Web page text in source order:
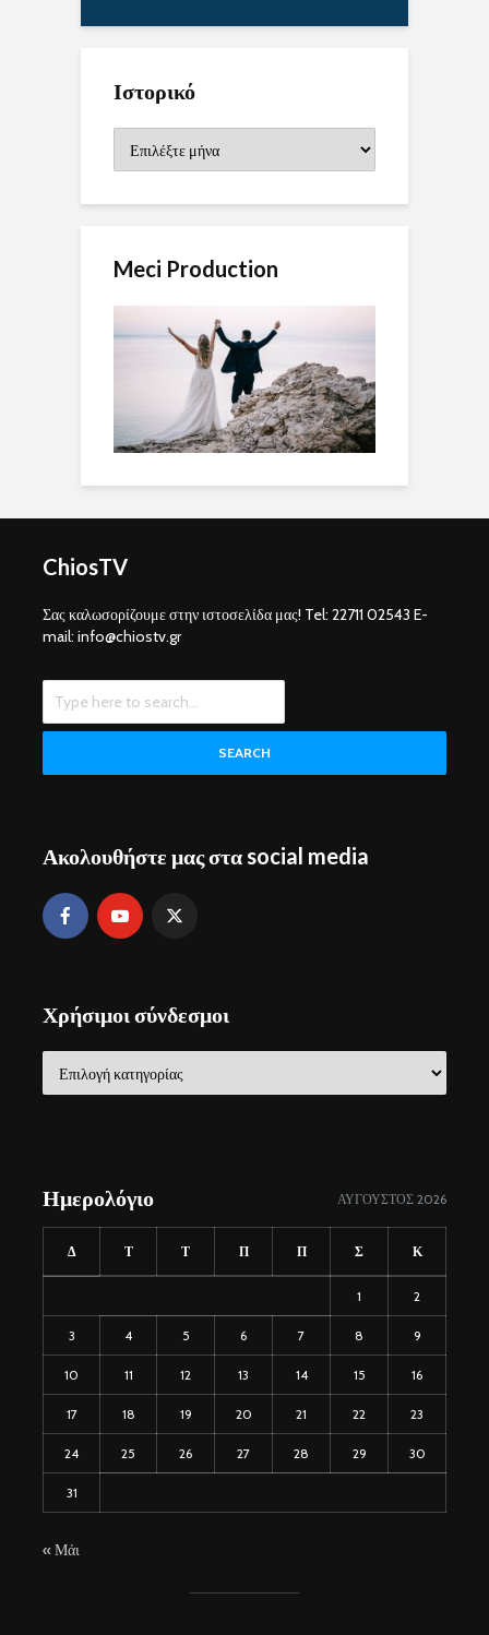
Ιστορικό
Meci Production
ChiosTV
Σας καλωσορίζουμε στην ιστοσελίδα μας! Tel: 22711 02543 E-
mail: info@chiostv.gr
SEARCH
Ακολουθήστε μας στα social media
Χρήσιμοι σύνδεσμοι
σύνδεσμοι
Ημερολόγιο ΑΎΓΟΥΣΤΟΣ 2026
Δ Τ Τ Π Π Σ Κ
1 2
3 4 5 6 7 8 9
10 11 12 13 14 15 16
17 18 19 20 21 22 23
24 25 26 27 28 29 30
31
« Μάι